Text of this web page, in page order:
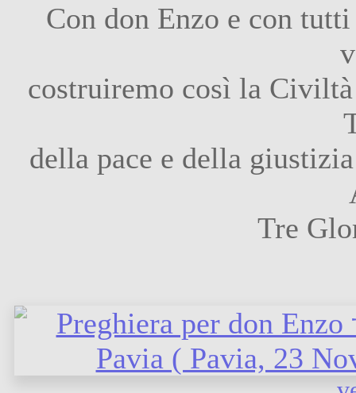
Con don Enzo e con
costruiremo così la
della pace e della
Tre